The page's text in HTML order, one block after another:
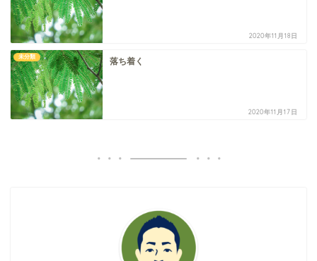
2020年11月18日
未分類 落ち着く
2020年11月17日